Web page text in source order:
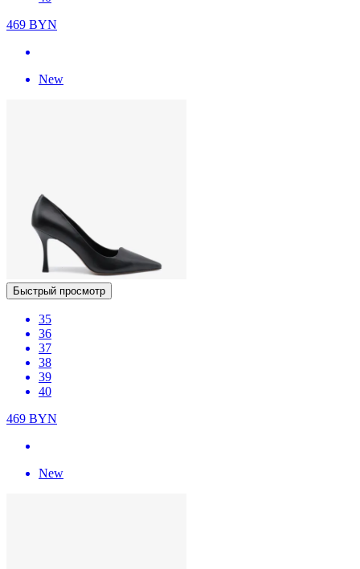
469 BYN
New
Быстрый просмотр
35
36
37
38
39
40
469 BYN
New